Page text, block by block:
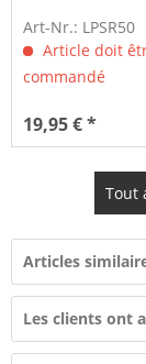
Art-Nr.: LPSR50
Article doit
commandé
19,95 € *
Tout
Articles
Les clients ont